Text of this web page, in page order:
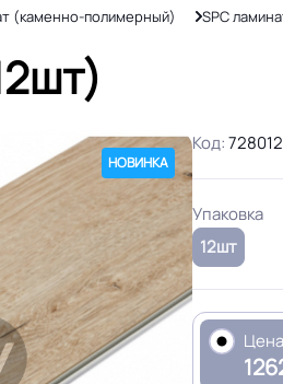
(каменно-полимерный) SPC
НОВИНКА
Код:728012
Упаковка
12шт
Цена